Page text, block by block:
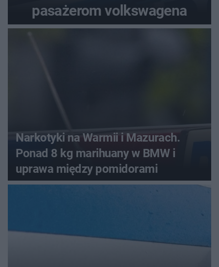
pasażerom volkswagena
Narkotyki na Warmii i Mazurach.
Ponad 8 kg marihuany w BMW i
uprawa między pomidorami